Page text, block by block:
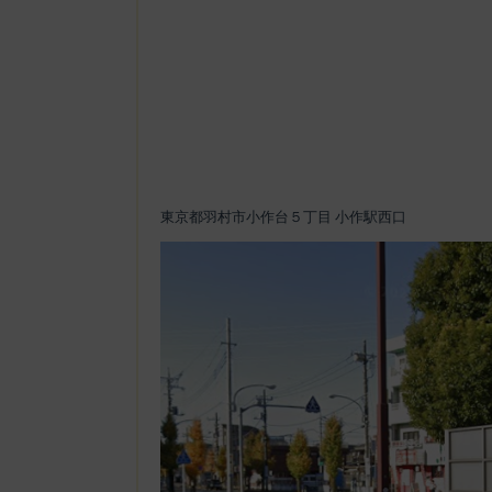
東京都羽村市小作台５丁目 小作駅西口